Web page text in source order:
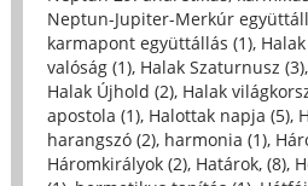
Neptun-Jupiter-Merkúr
karmapont együttállás (1),
valóság (1), Halak Szaturnusz (3),
Halak Újhold (2), Halak
apostola (1), Halottak napja (5),
harangszó (2), harmonia (1),
Háromkirályok (2), Határok, (8),